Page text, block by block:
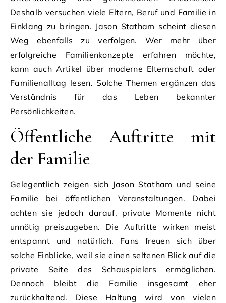
Deshalb versuchen viele Eltern, Beruf und Familie in
Einklang zu bringen. Jason Statham scheint diesen
Weg ebenfalls zu verfolgen. Wer mehr über
erfolgreiche Familienkonzepte erfahren möchte,
kann auch Artikel über moderne Elternschaft oder
Familienalltag lesen. Solche Themen ergänzen das
Verständnis für das Leben bekannter
Persönlichkeiten.
Öffentliche Auftritte mit
der Familie
Gelegentlich zeigen sich Jason Statham und seine
Familie bei öffentlichen Veranstaltungen. Dabei
achten sie jedoch darauf, private Momente nicht
unnötig preiszugeben. Die Auftritte wirken meist
entspannt und natürlich. Fans freuen sich über
solche Einblicke, weil sie einen seltenen Blick auf die
private Seite des Schauspielers ermöglichen.
Dennoch bleibt die Familie insgesamt eher
zurückhaltend. Diese Haltung wird von vielen